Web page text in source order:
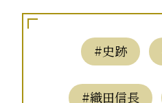
#史跡
#織田信長